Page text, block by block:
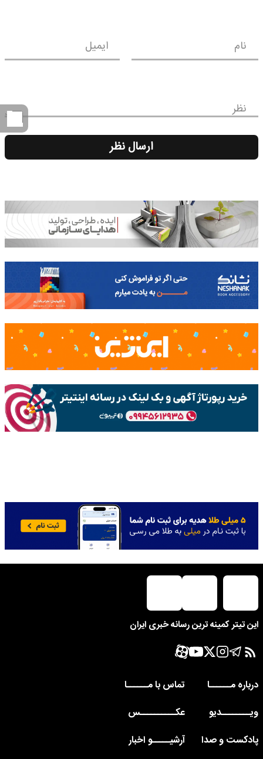
نام ایمیل
نظر
ارسال نظر
این تیتر کمینه ترین رسانه خبری ایران
درباره مــــــا
تماس با مــــــا
ویــــــــدیو
عکــــــــــس
پادکست و صدا
آرشیـــــو اخبار